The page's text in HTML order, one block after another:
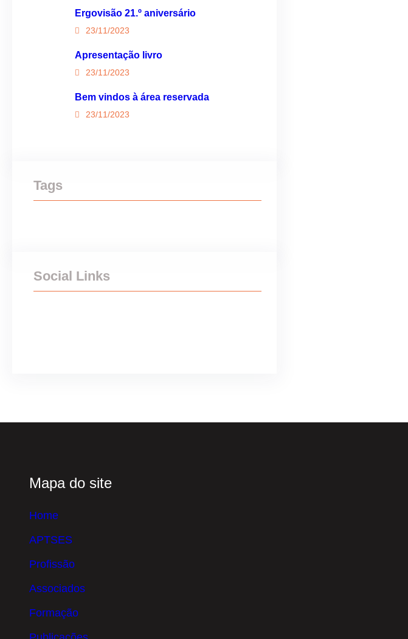
Ergovisão 21.º aniversário
23/11/2023
Apresentação livro
23/11/2023
Bem vindos à área reservada
23/11/2023
Tags
Social Links
Mapa do site
Home
APTSES
Profissão
Associados
Formação